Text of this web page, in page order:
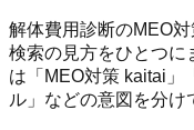
解体費用診断のMEO
検索の見方をひとつに
は「MEO対策 kaitai」
ル」などの意図を分け